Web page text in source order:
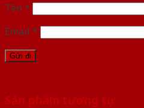
Tên *
Email *
Sản phẩm tương tự